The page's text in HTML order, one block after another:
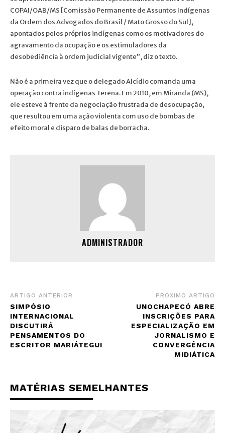
COPAI/OAB/MS [Comissão Permanente de Assuntos Indígenas
da Ordem dos Advogados do Brasil / Mato Grosso do Sul],
apontados pelos próprios indígenas como os motivadores do
agravamento da ocupação e os estimuladores da
desobediência à ordem judicial vigente”, diz o texto.
Não é a primeira vez que o delegado Alcídio comanda uma
operação contra indígenas Terena. Em 2010, em Miranda (MS),
ele esteve à frente da negociação frustrada de desocupação,
que resultou em uma ação violenta com uso de bombas de
efeito moral e disparo de balas de borracha.
ADMINISTRADOR
ARTIGO ANTERIOR
SIMPÓSIO
INTERNACIONAL
DISCUTIRÁ
PENSAMENTOS DO
ESCRITOR MARIÁTEGUI
PRÓXIMO ARTIGO
UNOCHAPECÓ ABRE
INSCRIÇÕES PARA
ESPECIALIZAÇÃO EM
JORNALISMO E
CONVERGÊNCIA
MIDIÁTICA
MATÉRIAS SEMELHANTES